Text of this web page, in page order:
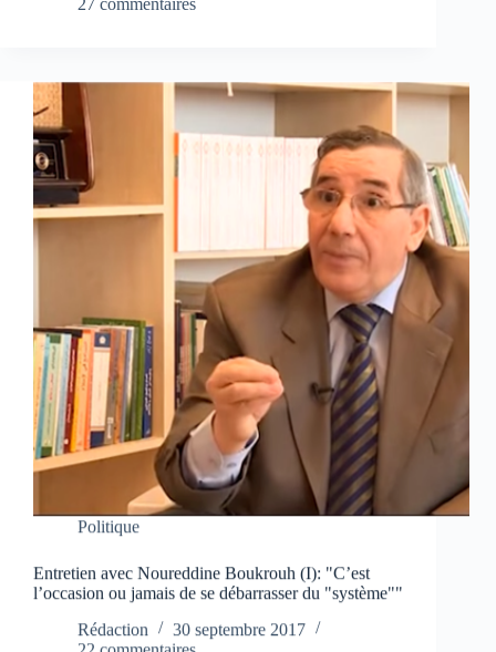
Politique
Entretien avec Noureddine Boukrouh (I): "C’est
l’occasion ou jamais de se débarrasser du "système""
Rédaction
30 septembre 2017